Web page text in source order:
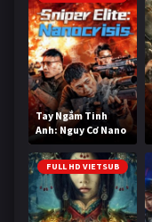
Tay Ngắm Tinh
Anh: Nguy Cơ Nano
FULL HD VIETSUB